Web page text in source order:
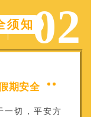
须知02
期安全
一切，平安方